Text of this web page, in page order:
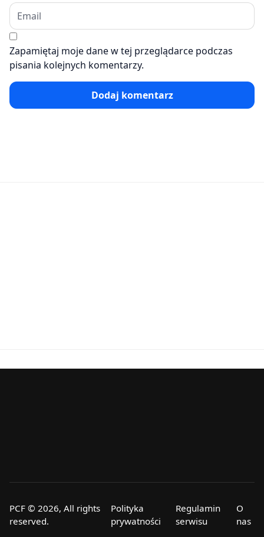
Zapamiętaj moje dane w tej przeglądarce podczas
pisania kolejnych komentarzy.
Dodaj komentarz
PCF © 2026, All rights
reserved.
Polityka
prywatności
Regulamin
serwisu
O
nas